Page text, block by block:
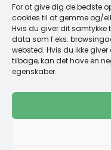
For at give dig de bedste
cookies til at gemme og/
Hvis du giver dit samtykke
data som f.eks.
websted. Hvis du ikke
tilbage, kan det have en
egenskaber.
Links
Spørgsmål & Svar
Tråd
Design selv guide
Konto
Log ind